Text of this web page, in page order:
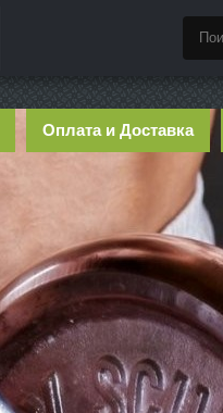
Оплата и Доставка